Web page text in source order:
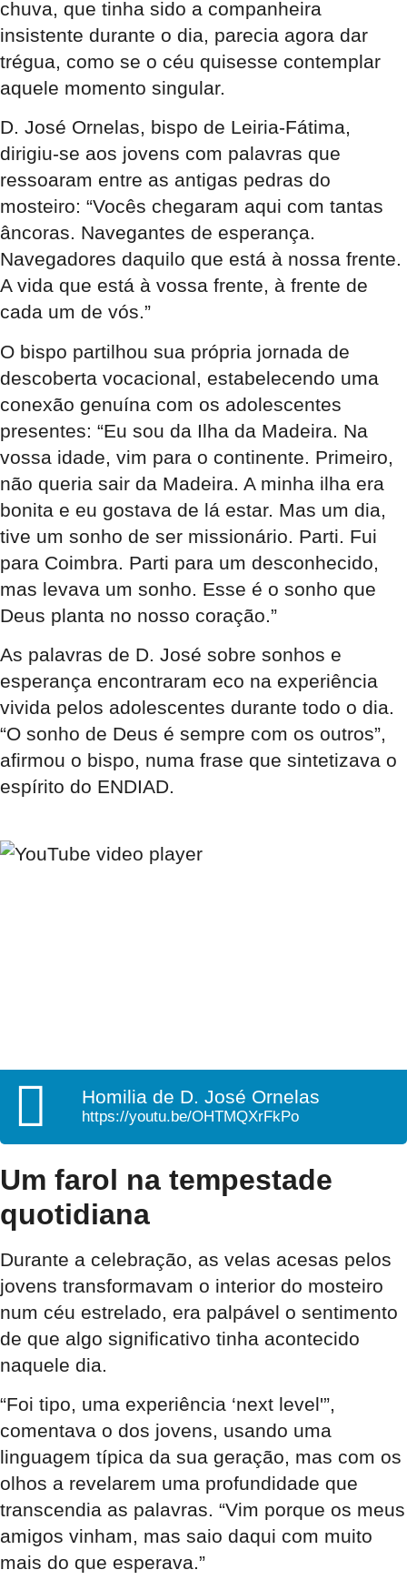
chuva, que tinha sido a companheira
insistente durante o dia, parecia agora dar
trégua, como se o céu quisesse contemplar
aquele momento singular.
D. José Ornelas, bispo de Leiria-Fátima,
dirigiu-se aos jovens com palavras que
ressoaram entre as antigas pedras do
mosteiro: “Vocês chegaram aqui com tantas
âncoras. Navegantes de esperança.
Navegadores daquilo que está à nossa frente.
A vida que está à vossa frente, à frente de
cada um de vós.”
O bispo partilhou sua própria jornada de
descoberta vocacional, estabelecendo uma
conexão genuína com os adolescentes
presentes: “Eu sou da Ilha da Madeira. Na
vossa idade, vim para o continente. Primeiro,
não queria sair da Madeira. A minha ilha era
bonita e eu gostava de lá estar. Mas um dia,
tive um sonho de ser missionário. Parti. Fui
para Coimbra. Parti para um desconhecido,
mas levava um sonho. Esse é o sonho que
Deus planta no nosso coração.”
As palavras de D. José sobre sonhos e
esperança encontraram eco na experiência
vivida pelos adolescentes durante todo o dia.
“O sonho de Deus é sempre com os outros”,
afirmou o bispo, numa frase que sintetizava o
espírito do ENDIAD.
Homilia de D. José Ornelas
https://youtu.be/OHTMQXrFkPo
Um farol na tempestade
quotidiana
Durante a celebração, as velas acesas pelos
jovens transformavam o interior do mosteiro
num céu estrelado, era palpável o sentimento
de que algo significativo tinha acontecido
naquele dia.
“Foi tipo, uma experiência ‘next level'”,
comentava o dos jovens, usando uma
linguagem típica da sua geração, mas com os
olhos a revelarem uma profundidade que
transcendia as palavras. “Vim porque os meus
amigos vinham, mas saio daqui com muito
mais do que esperava.”